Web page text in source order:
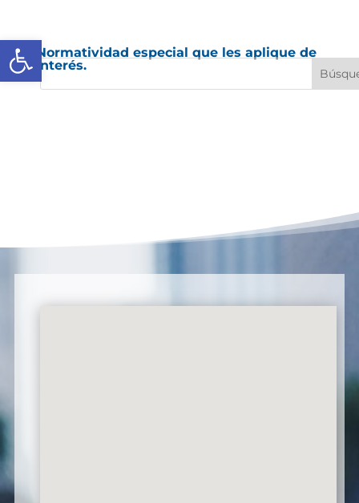
Abrir barra de herramientas
Normatividad especial que les aplique de
interés.